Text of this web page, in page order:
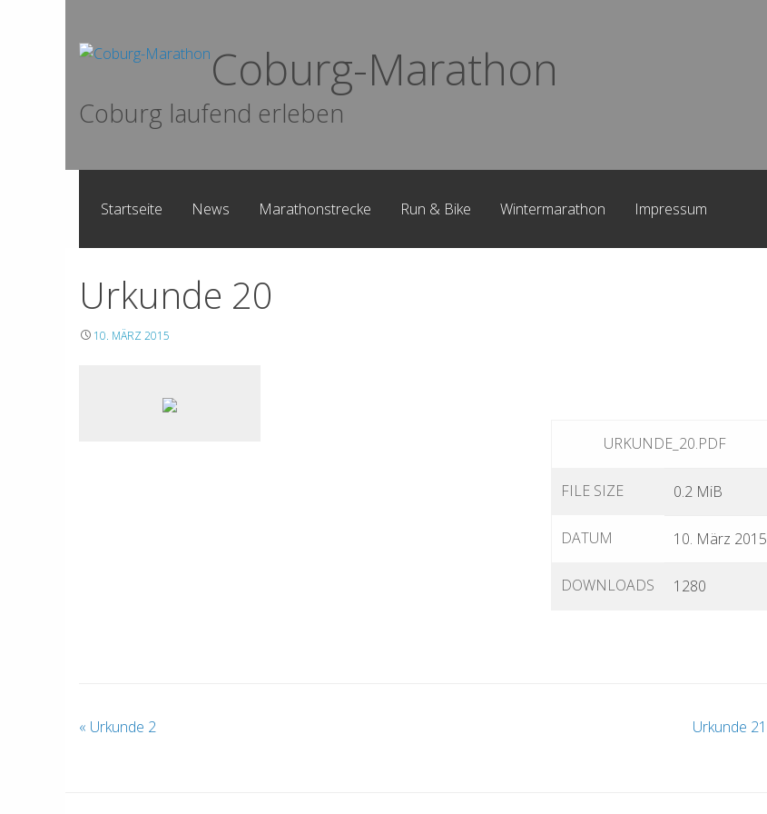
Coburg-Marathon
Coburg laufend erleben
Startseite News Marathonstrecke Run & Bike Wintermarathon Impressum
Urkunde 20
10. MÄRZ 2015
URKUNDE_20.PDF
FILE SIZE 0.2 MiB
DATUM 10. März 2015
DOWNLOADS 1280
« Urkunde 2 Urkunde 21